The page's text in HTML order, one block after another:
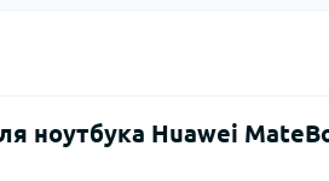
ноутбука Huawei